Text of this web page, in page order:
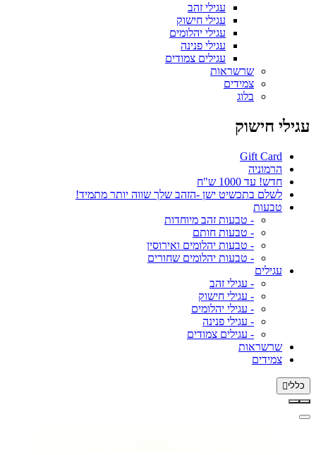
עגילי זהב
עגילי חישוק
עגילי יהלומים
עגילי פנינה
עגילים צמודים
שרשראות
צמידים
בלוג
עגילי חישוק
Gift Card
הרמוניה
חדש! עד 1000 ש"ח
לשלם בתכשיט ישן -הזהב שלך שווה יותר מתמיד!
טבעות
- טבעות זהב מיוחדות
- טבעות חותם
- טבעות יהלומים ואירוסין
- טבעות יהלומים שחורים
עגילים
- עגילי זהב
- עגילי חישוק
- עגילי יהלומים
- עגילי פנינה
- עגילים צמודים
שרשראות
צמידים
כללי